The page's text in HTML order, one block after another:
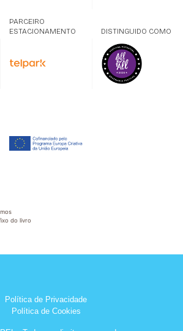
PARCEIRO
ESTACIONAMENTO
DISTINGUIDO COMO
do livro
Política de Privacidade
Política de Cookies